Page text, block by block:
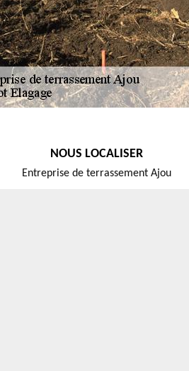
NOUS LOCALISER
Entreprise de terrassement Ajou